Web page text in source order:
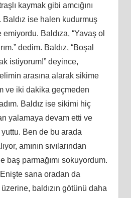
kaymak gibi amcığını
Baldız ise halen kudurmuş
Baldıza, “Yavaş ol
dedim. Baldız, “Boşal
istiyorum!” deyince,
elimin arasına alarak sikime
ve iki dakika geçmeden
Baldız ise sikimi hiç
yalamaya devam etti ve
Ben de bu arada
amının sıvılarından
baş parmağımı sokuyordum.
sana oradan da
baldızın götünü daha